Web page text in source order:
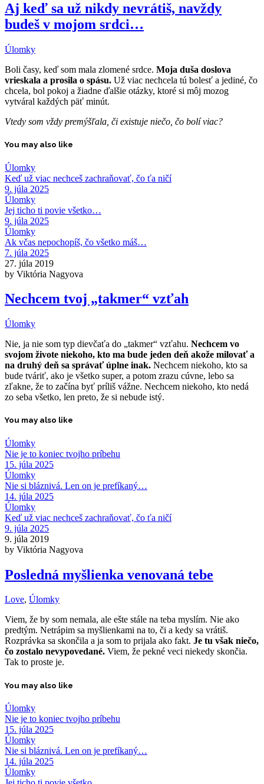
Aj keď sa už nikdy nevrátiš, navždy
budeš v mojom srdci…
Úlomky
Boli časy, keď som mala zlomené srdce. Moja duša doslova
vrieskala a prosila o spásu. Už viac nechcela tú bolesť a jediné, čo
chcela, bol pokoj a žiadne ďalšie otázky, ktoré si môj mozog
vytváral každých päť minút.
Vtedy som vždy premýšľala, či existuje niečo, čo bolí viac?
You may also like
Úlomky
Keď už viac nechceš zachraňovať, čo ťa ničí
9. júla 2025
Úlomky
Jej ticho ti povie všetko…
9. júla 2025
Úlomky
Ak včas nepochopíš, čo všetko máš…
7. júla 2025
27. júla 2019
by Viktória Nagyova
Nechcem tvoj „takmer“ vzťah
Úlomky
Nie, ja nie som typ dievčaťa do „takmer“ vzťahu. Nechcem vo
svojom živote niekoho, kto ma bude jeden deň akože milovať a
na druhý deň sa správať úplne inak. Nechcem niekoho, kto sa
bude tváriť, ako je všetko super, a potom zrazu cúvne, lebo sa
zľakne, že to začína byť príliš vážne. Nechcem niekoho, kto nedá
zo seba všetko, len preto, že si nebude istý.
You may also like
Úlomky
Nie je to koniec tvojho príbehu
15. júla 2025
Úlomky
Nie si bláznivá. Len on je prefíkaný…
14. júla 2025
Úlomky
Keď už viac nechceš zachraňovať, čo ťa ničí
9. júla 2025
9. júla 2019
by Viktória Nagyova
Posledná myšlienka venovaná tebe
Love, Úlomky
Viem, že by som nemala, ale ešte stále na teba myslím. Nie ako
predtým. Netrápim sa myšlienkami na to, či a kedy sa vrátiš.
Rozprávka sa skončila a ja som to prijala ako fakt. Je tu však niečo,
čo zostalo nevypovedané. Viem, že pekné veci niekedy skončia.
Tak to proste je.
You may also like
Úlomky
Nie je to koniec tvojho príbehu
15. júla 2025
Úlomky
Nie si bláznivá. Len on je prefíkaný…
14. júla 2025
Úlomky